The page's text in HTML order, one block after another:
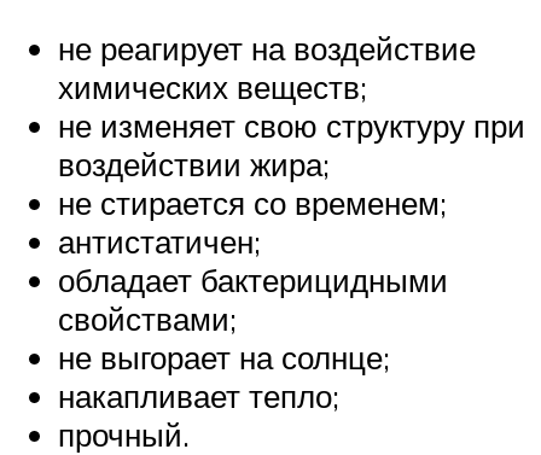
не реагирует на воздействие
химических веществ;
не изменяет свою структуру при
воздействии жира;
не стирается со временем;
антистатичен;
обладает бактерицидными
свойствами;
не выгорает на солнце;
накапливает тепло;
прочный.